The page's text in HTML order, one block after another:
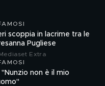
scoppia in lacrime tra le
Pugliese
Extra
"Nunzio non è il mio